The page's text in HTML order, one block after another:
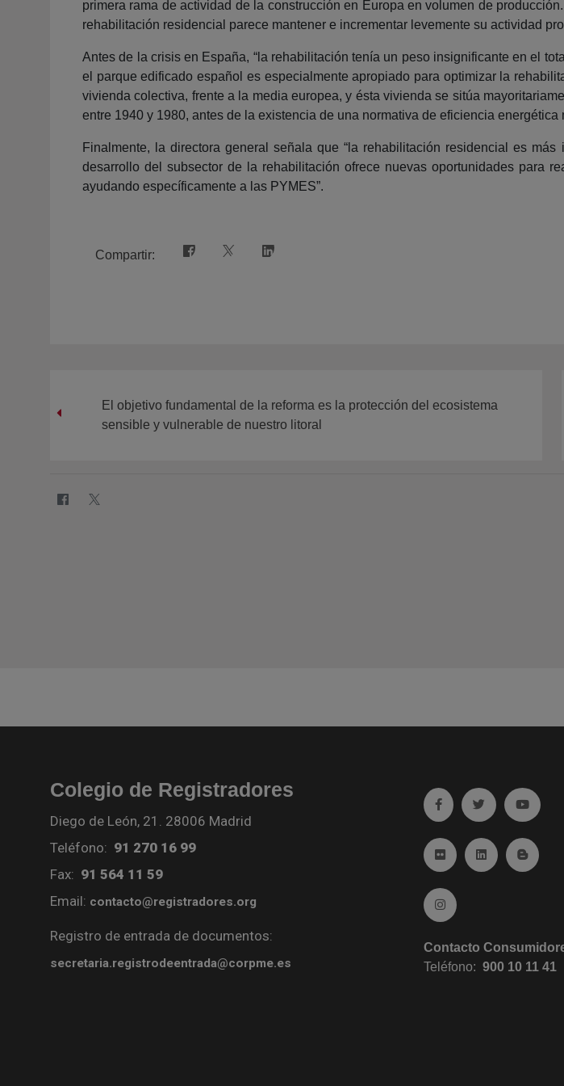
primera rama de actividad de la construcción en Europa en volumen de
rehabilitación residencial parece mantener e incrementar levemente su actividad
Antes de la crisis en España, “la rehabilitación tenía un peso insignificante en el
el parque edificado español es especialmente apropiado para optimizar la
vivienda colectiva, frente a la media europea, y ésta vivienda se sitúa
entre 1940 y 1980, antes de la existencia de una normativa de eficiencia energética
Finalmente, la directora general señala que “la rehabilitación residencial es
desarrollo del subsector de la rehabilitación ofrece nuevas oportunidades para
ayudando específicamente a las PYMES”.
Compartir:
El objetivo fundamental de la reforma es la protección del ecosistema
sensible y vulnerable de nuestro litoral
Colegio de Registradores
Diego de León, 21. 28006 Madrid
Teléfono: 91 270 16 99
Fax: 91 564 11 59
Email: contacto@registradores.org
Registro de entrada de documentos:
secretaria.registrodeentrada@corpme.es
Ir a facebook (abre en
Ir a twitter
Ir a
Ir a Flickr (abre en
Ir a Linkedin
Ir al
Ir a Instagram (abre
Contacto
Teléfono:900 10 11 41